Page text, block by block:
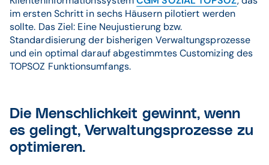
im ersten Schritt in sechs Häusern pilotiert werden
sollte. Das Ziel: Eine Neujustierung bzw.
Standardisierung der bisherigen Verwaltungsprozesse
und ein optimal darauf abgestimmtes Customizing des
TOPSOZ Funktionsumfangs.
Die Menschlichkeit gewinnt, wenn
es gelingt, Verwaltungsprozesse zu
optimieren.